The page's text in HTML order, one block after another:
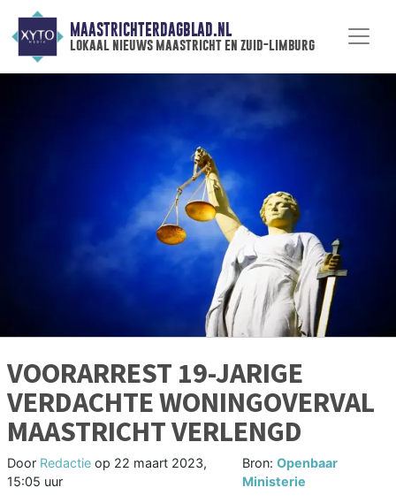
MAASTRICHTERDAGBLAD.NL
lokaal nieuws maastricht en zuid-limburg
VOORARREST 19-JARIGE
VERDACHTE WONINGOVERVAL
MAASTRICHT VERLENGD
Door Redactie op 22 maart 2023,
15:05 uur
Bron: Openbaar
Ministerie